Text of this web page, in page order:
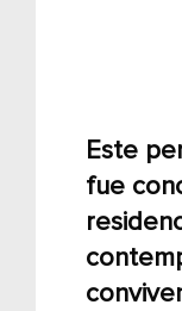
Este
fue